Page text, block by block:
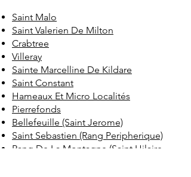
Saint Malo
Saint Valerien De Milton
Crabtree
Villeray
Sainte Marcelline De Kildare
Saint Constant
Hameaux Et Micro Localités
Pierrefonds
Bellefeuille (Saint Jerome)
Saint Sebastien (Rang Peripherique)
Rang De La Montagne (Saint Hilaire